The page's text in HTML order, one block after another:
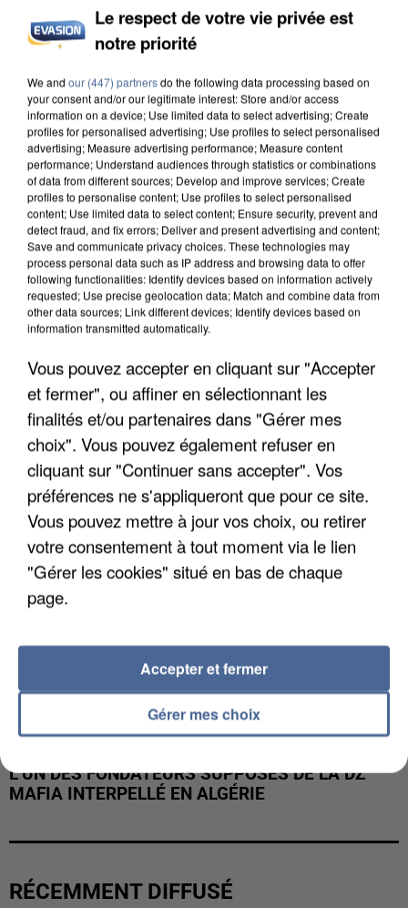
DE SOLIDARITÉ AVEC LES...
APRÈS TOUTES CES CANICULES, LES REFUGES
DE FAUNE SAUVAGE SONT...
L’UN DES FONDATEURS SUPPOSÉS DE LA DZ
MAFIA INTERPELLÉ EN ALGÉRIE
RÉCEMMENT DIFFUSÉ
Le respect de votre vie privée est
notre priorité
We and our (447) partnersdo the following data processing based on
your consent and/or our legitimate interest: Store and/or access
information on a device; Use limited data to select advertising; Create
profiles for personalised advertising; Use profiles to select personalised
advertising; Measure advertising performance; Measure content
performance; Understand audiences through statistics or combinations
of data from different sources; Develop and improve services; Create
profiles to personalise content; Use profiles to select personalised
content; Use limited data to select content; Ensure security, prevent and
detect fraud, and fix errors; Deliver and present advertising and content;
Save and communicate privacy choices. These technologies may
process personal data such as IP address and browsing data to offer
following functionalities: Identify devices based on information actively
requested; Use precise geolocation data; Match and combine data from
other data sources; Link different devices; Identify devices based on
information transmitted automatically.
Vous pouvez accepter en cliquant sur "Accepter
et fermer", ou affiner en sélectionnant les
finalités et/ou partenaires dans "Gérer mes
choix". Vous pouvez également refuser en
cliquant sur "Continuer sans accepter". Vos
préférences ne s'appliqueront que pour ce site.
Vous pouvez mettre à jour vos choix, ou retirer
votre consentement à tout moment via le lien
"Gérer les cookies" situé en bas de chaque
page.
Gérer mes choix
Accepter et fermer